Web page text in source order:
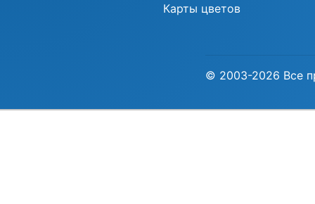
Карты цветов
© 2003-2026 Все